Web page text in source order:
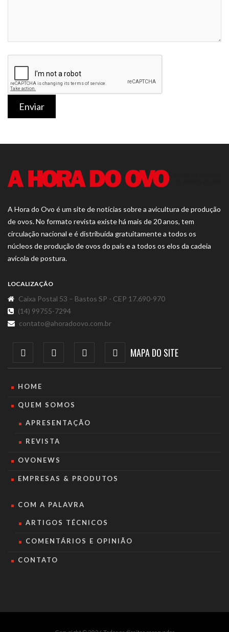
Enviar
A Hora do Ovo é um site de notícias sobre a avicultura de produção
de ovos. No formato revista existe há mais de 20 anos, tem
circulação nacional e é distribuída gratuitamente a todos os
núcleos de produção de ovos do país e a todos os elos da cadeia
avícola de postura.
LOCALIZAÇÃO
Caixa Postal 53 – Bastos SP - CEP 17.690-970
(14) 99755-7294
contato@ahoradoovo.com.br
MAPA DO SITE
HOME
QUEM SOMOS
APRESENTAÇÃO
REVISTA
OVONEWS
EMPRESAS & PRODUTOS
COM A PALAVRA
ARTIGOS TÉCNICOS
COMENTÁRIOS E OPINIÃO
CONTATO